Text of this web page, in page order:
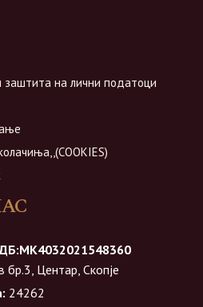
заштита на лични податоци
бр.3, Центар, Скопје
24262